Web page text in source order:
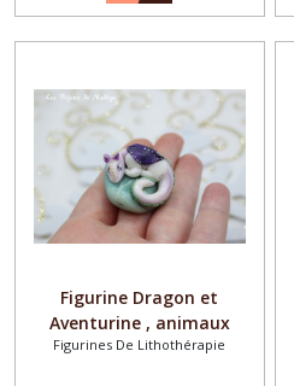
Figurine Dragon et
Aventurine , animaux
totems
Figurines De Lithothérapie